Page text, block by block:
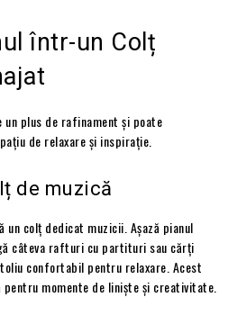
într-un Colț
plus de rafinament și poate
de relaxare și inspirație.
de muzică
un colț dedicat muzicii. Așază pianul
câteva rafturi cu partituri sau cărți
confortabil pentru relaxare. Acest
pentru momente de liniște și creativitate.